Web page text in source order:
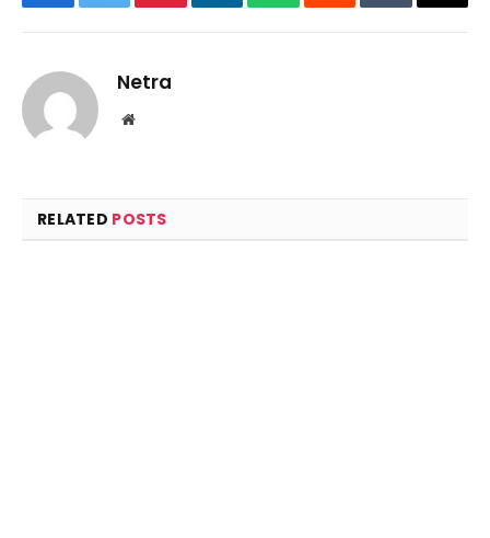
FacebookTwitterPinterestLinkedInWhatsAppRedditTumblrEmail
Netra
Website
RELATED POSTS